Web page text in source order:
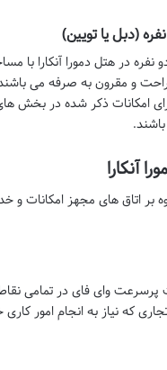
(دبل یا تویین)
راحت و مقرون به صرفه می
امکانات ذکر شده در بخش
آنکارا
بر اتاق های مجهز امکانات
وای فای در تمامی نقاط
که نیاز به انجام امور